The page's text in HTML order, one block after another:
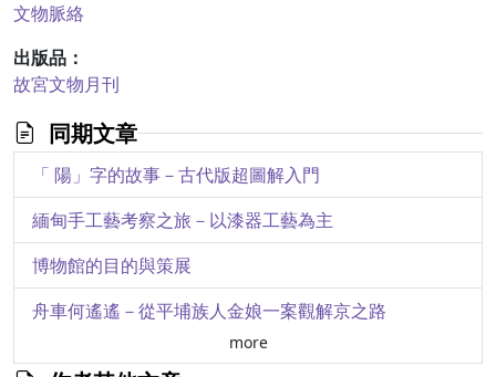
文物脈絡
出版品：
故宮文物月刊
同期文章
「 陽」字的故事－古代版超圖解入門
緬甸手工藝考察之旅－以漆器工藝為主
博物館的目的與策展
舟車何遙遙－從平埔族人金娘一案觀解京之路
「書法解碼與互動」初探－以宋代花箋特展為例
more